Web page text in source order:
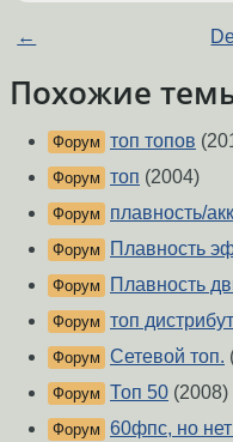
←
Похожие
Форум топ топов
Форум топ (2004)
Форум плавность/
Форум Плавность
Форум Плавность
Форум топ
Форум Сетевой топ.
Форум Топ 50 (2008)
Форум 60фпс, но